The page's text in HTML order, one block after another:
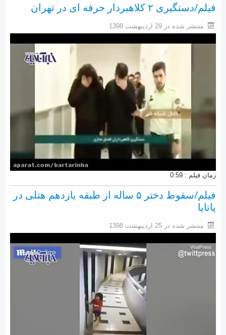
فیلم/دستگیری ۲ کلاهبردار حرفه ای در تهران
منتشر شده در 29 ارديبهشت 1398
زمان فیلم : 0:59
فیلم/سقوط دختر ۵ ساله‌ از طبقه یازدهم هتلی در
پاتایا
منتشر شده در 25 ارديبهشت 1398